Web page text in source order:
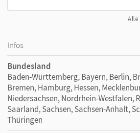
Alle
Infos
Bundesland
Baden-Württemberg, Bayern, Berlin,
Bremen, Hamburg, Hessen,
Niedersachsen, Nordrhein-Westfalen,
Saarland, Sachsen, Sachsen-Anhalt,
Thüringen